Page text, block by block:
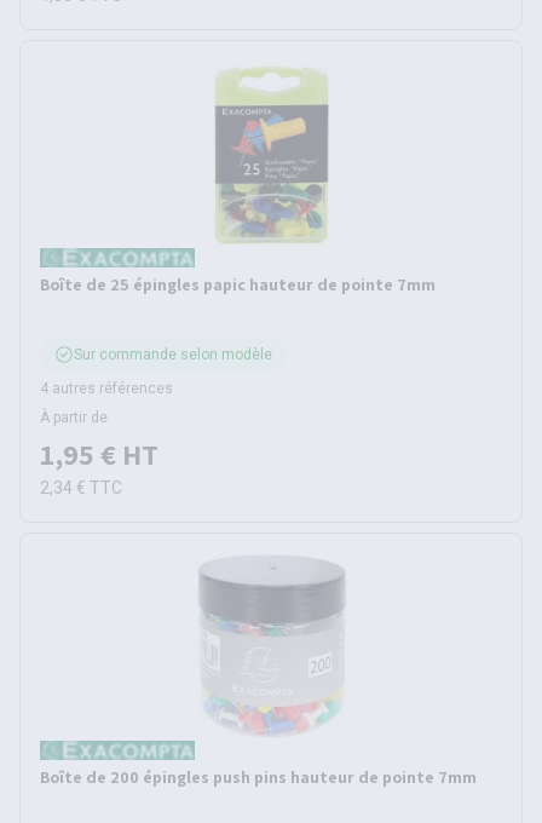
Boîte de 25 épingles papic hauteur de pointe 7mm
Sur commande selon modèle
4 autres références
À partir de
1,95 € HT
2,34 € TTC
Boîte de 200 épingles push pins hauteur de pointe 7mm